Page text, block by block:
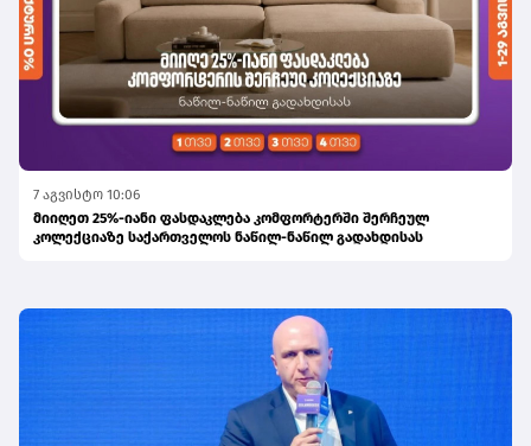
7 აგვისტო 10:06
მიიღეთ 25%-იანი ფასდაკლება კომფორტერში შერჩეულ
კოლექციაზე საქართველოს ნაწილ-ნაწილ გადახდისას